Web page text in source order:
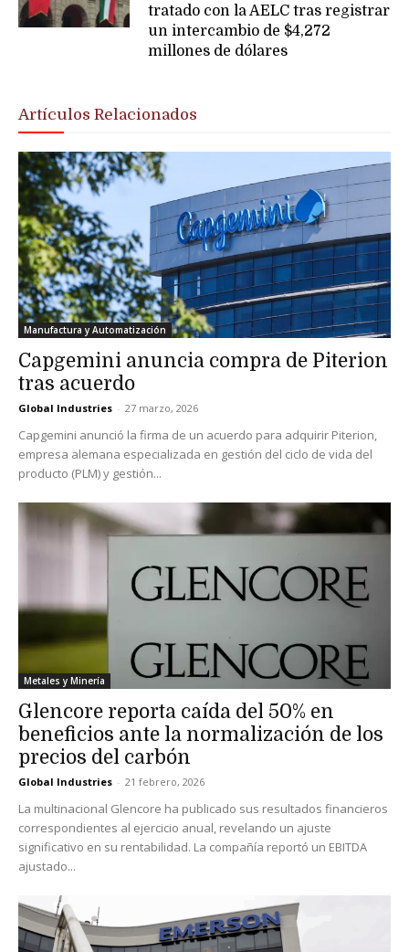
tratado con la AELC tras registrar
un intercambio de $4,272
millones de dólares
Artículos Relacionados
Manufactura y Automatización
Capgemini anuncia compra de Piterion
tras acuerdo
Global Industries - 27 marzo, 2026
Capgemini anunció la firma de un acuerdo para adquirir Piterion,
empresa alemana especializada en gestión del ciclo de vida del
producto (PLM) y gestión...
Metales y Minería
Glencore reporta caída del 50% en
beneficios ante la normalización de los
precios del carbón
Global Industries - 21 febrero, 2026
La multinacional Glencore ha publicado sus resultados financieros
correspondientes al ejercicio anual, revelando un ajuste
significativo en su rentabilidad. La compañía reportó un EBITDA
ajustado...